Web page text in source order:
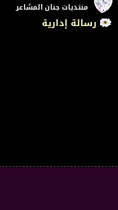
منتديات جنان المشاعر
رسالة إدارية